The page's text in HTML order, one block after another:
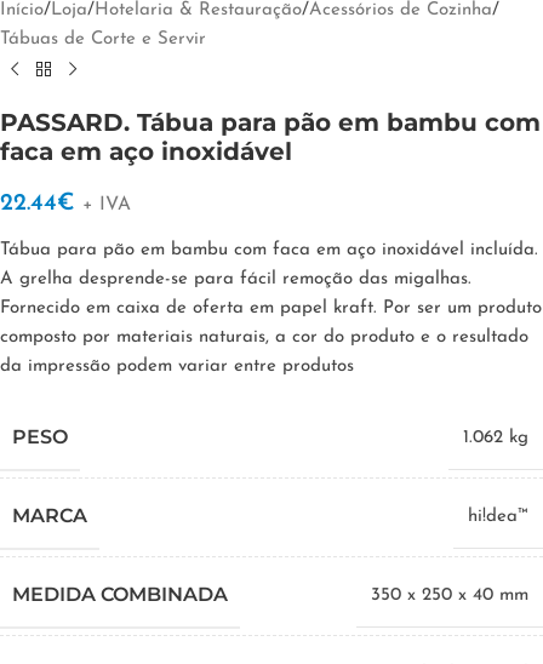
Início/Loja/Hotelaria & Restauração/Acessórios de Cozinha/
Tábuas de Corte e Servir
PASSARD. Tábua para pão em bambu com
faca em aço inoxidável
22.44€ + IVA
Tábua para pão em bambu com faca em aço inoxidável incluída.
A grelha desprende-se para fácil remoção das migalhas.
Fornecido em caixa de oferta em papel kraft. Por ser um produto
composto por materiais naturais, a cor do produto e o resultado
da impressão podem variar entre produtos
PESO 1.062 kg
MARCA hi!dea™
MEDIDA COMBINADA 350 x 250 x 40 mm